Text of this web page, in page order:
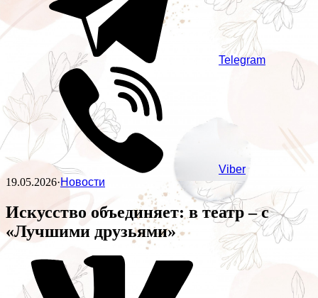
Telegram
Viber
19.05.2026·Новости
Искусство объединяет: в театр – с
«Лучшими друзьями»